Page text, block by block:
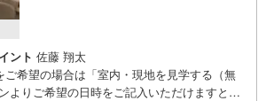
ント 佐藤 翔太
ご希望の場合は「室内・現地を見学する（無
よりご希望の日時をご記入いただけますとス